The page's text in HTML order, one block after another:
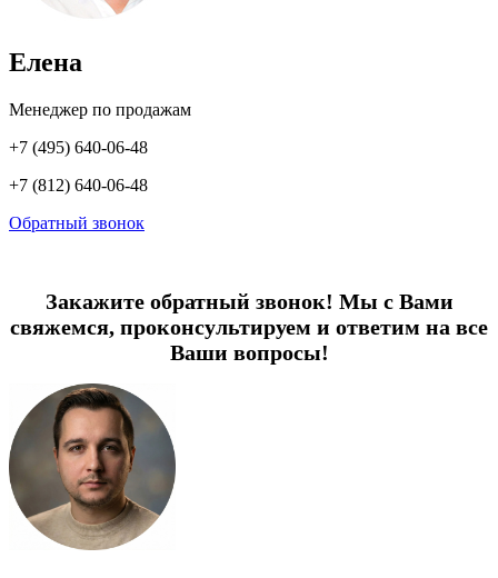
Елена
Менеджер по продажам
+7 (495) 640-06-48
+7 (812) 640-06-48
Обратный звонок
Закажите обратный звонок! Мы с Вами
свяжемся, проконсультируем и ответим на все
Ваши вопросы!